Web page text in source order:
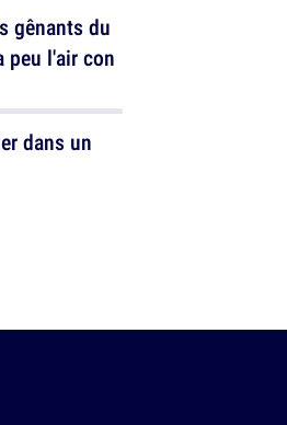
gênants du
peu l'air con
dans un